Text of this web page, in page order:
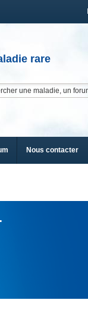
rare
Nous contacter